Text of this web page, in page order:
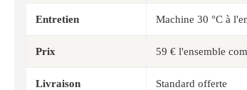
Entretien Machine 30 °C à
Prix 59 € l'ensemble
Livraison Standard offerte